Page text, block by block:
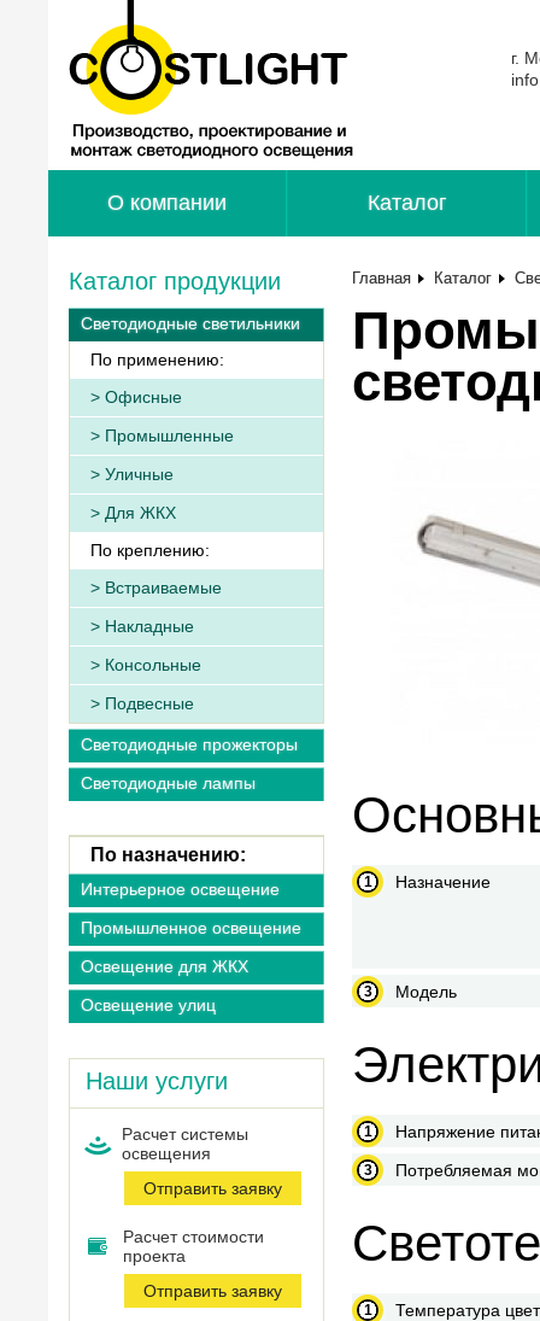
г.
О компании Каталог
Каталог продукции
Светодиодные светильники
По применению:
Офисные
Промышленные
Уличные
Для ЖКХ
По креплению:
Встраиваемые
Накладные
Консольные
Подвесные
Светодиодные прожекторы
Светодиодные лампы
По назначению:
Интерьерное освещение
Промышленное освещение
Освещение для ЖКХ
Освещение улиц
Наши услуги
Расчет системы
оcвещения
Отправить заявку
Расчет стоимости
проекта
Отправить заявку
Главная Каталог
Назначение
Модель
Напряжение
Потребляемая
Температура